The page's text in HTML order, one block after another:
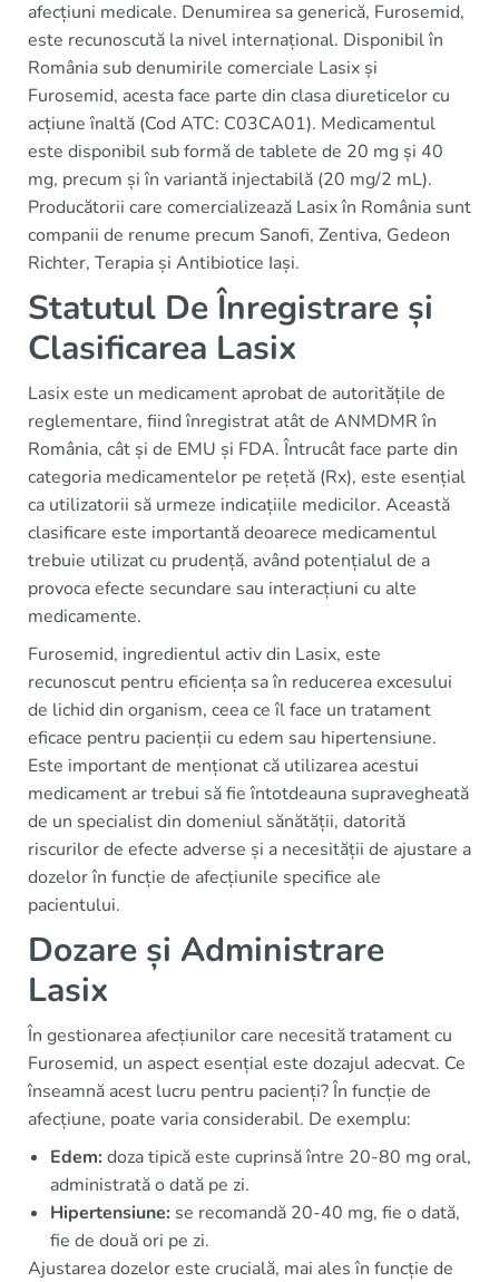
afecțiuni medicale. Denumirea sa generică, Furosemid,
este recunoscută la nivel internațional. Disponibil în
România sub denumirile comerciale Lasix și
Furosemid, acesta face parte din clasa diureticelor cu
acțiune înaltă (Cod ATC: C03CA01). Medicamentul
este disponibil sub formă de tablete de 20 mg și 40
mg, precum și în variantă injectabilă (20 mg/2 mL).
Producătorii care comercializează Lasix în România sunt
companii de renume precum Sanofi, Zentiva, Gedeon
Richter, Terapia și Antibiotice Iași.
Statutul De Înregistrare și
Clasificarea Lasix
Lasix este un medicament aprobat de autoritățile de
reglementare, fiind înregistrat atât de ANMDMR în
România, cât și de EMU și FDA. Întrucât face parte din
categoria medicamentelor pe rețetă (Rx), este esențial
ca utilizatorii să urmeze indicațiile medicilor. Această
clasificare este importantă deoarece medicamentul
trebuie utilizat cu prudență, având potențialul de a
provoca efecte secundare sau interacțiuni cu alte
medicamente.
Furosemid, ingredientul activ din Lasix, este
recunoscut pentru eficiența sa în reducerea excesului
de lichid din organism, ceea ce îl face un tratament
eficace pentru pacienții cu edem sau hipertensiune.
Este important de menționat că utilizarea acestui
medicament ar trebui să fie întotdeauna supravegheată
de un specialist din domeniul sănătății, datorită
riscurilor de efecte adverse și a necesității de ajustare a
dozelor în funcție de afecțiunile specifice ale
pacientului.
Dozare și Administrare
Lasix
În gestionarea afecțiunilor care necesită tratament cu
Furosemid, un aspect esențial este dozajul adecvat. Ce
înseamnă acest lucru pentru pacienți? În funcție de
afecțiune, poate varia considerabil. De exemplu:
Edem:doza tipică este cuprinsă între 20-80 mg oral,
administrată o dată pe zi.
Hipertensiune: se recomandă 20-40 mg, fie o dată,
fie de două ori pe zi.
Ajustarea dozelor este crucială, mai ales în funcție de